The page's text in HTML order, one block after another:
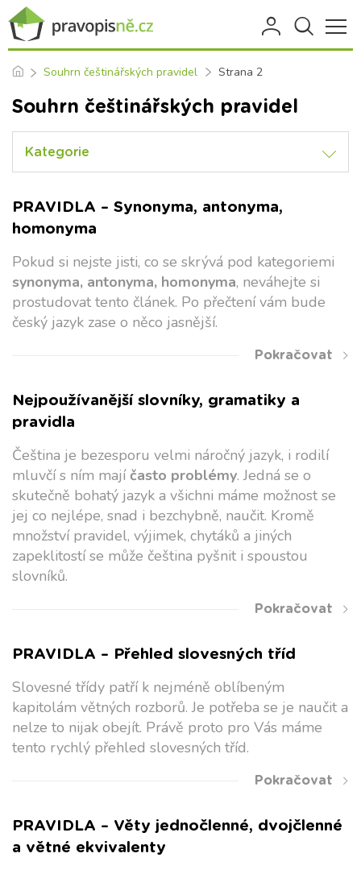
Souhrn češtinářských pravidel Strana 2
Souhrn češtinářských pravidel
Kategorie
PRAVIDLA – Synonyma, antonyma,
homonyma
Pokud si nejste jisti, co se skrývá pod kategoriemi
synonyma, antonyma, homonyma, neváhejte si
prostudovat tento článek. Po přečtení vám bude
český jazyk zase o něco jasnější.
Pokračovat
Nejpoužívanější slovníky, gramatiky a
pravidla
Čeština je bezesporu velmi náročný jazyk, i rodilí
mluvčí s ním majíčasto problémy. Jedná se o
skutečně bohatý jazyk a všichni máme možnost se
jej co nejlépe, snad i bezchybně, naučit. Kromě
množství pravidel, výjimek, chytáků a jiných
zapeklitostí se může čeština pyšnit i spoustou
slovníků.
Pokračovat
PRAVIDLA – Přehled slovesných tříd
Slovesné třídy patří k nejméně oblíbeným
kapitolám větných rozborů. Je potřeba se je naučit a
nelze to nijak obejít. Právě proto pro Vás máme
tento rychlý přehled slovesných tříd.
Pokračovat
PRAVIDLA – Věty jednočlenné, dvojčlenné
a větné ekvivalenty